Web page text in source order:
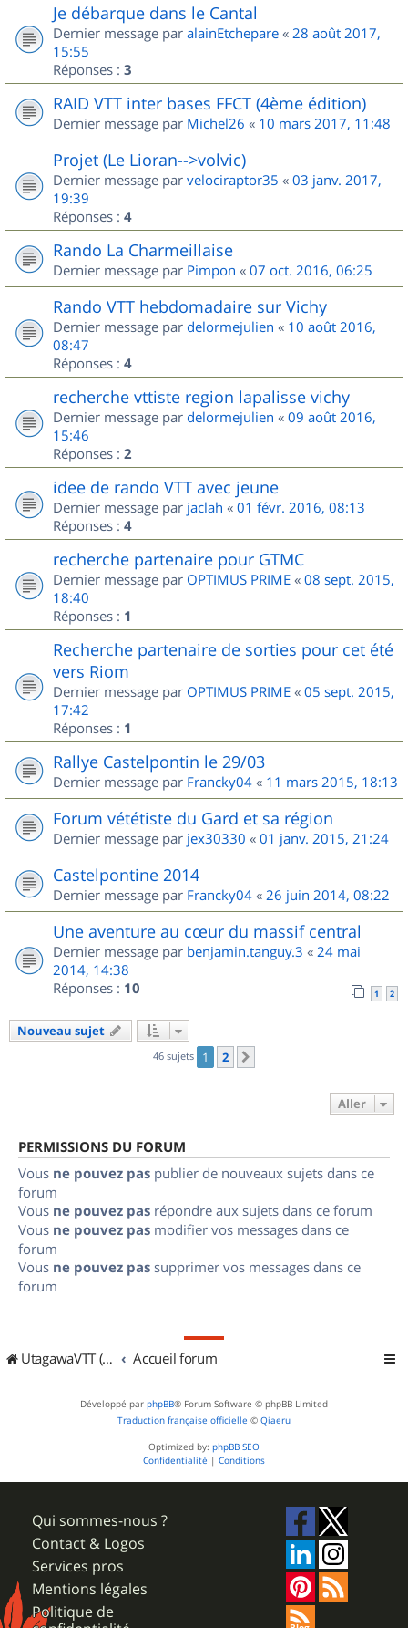
Je débarque dans le Cantal
Dernier message par alainEtchepare « 28 août 2017,
15:55
Réponses : 3
RAID VTT inter bases FFCT (4ème édition)
Dernier message par Michel26 « 10 mars 2017, 11:48
Projet (Le Lioran-->volvic)
Dernier message par velociraptor35 « 03 janv. 2017,
19:39
Réponses : 4
Rando La Charmeillaise
Dernier message par Pimpon « 07 oct. 2016, 06:25
Rando VTT hebdomadaire sur Vichy
Dernier message par delormejulien « 10 août 2016,
08:47
Réponses : 4
recherche vttiste region lapalisse vichy
Dernier message par delormejulien « 09 août 2016,
15:46
Réponses : 2
idee de rando VTT avec jeune
Dernier message par jaclah « 01 févr. 2016, 08:13
Réponses : 4
recherche partenaire pour GTMC
Dernier message par OPTIMUS PRIME « 08 sept. 2015,
18:40
Réponses : 1
Recherche partenaire de sorties pour cet été
vers Riom
Dernier message par OPTIMUS PRIME « 05 sept. 2015,
17:42
Réponses : 1
Rallye Castelpontin le 29/03
Dernier message par Francky04 « 11 mars 2015, 18:13
Forum vététiste du Gard et sa région
Dernier message par jex30330 « 01 janv. 2015, 21:24
Castelpontine 2014
Dernier message par Francky04 « 26 juin 2014, 08:22
Une aventure au cœur du massif central
Dernier message par benjamin.tanguy.3 « 24 mai
2014, 14:38
Réponses : 10 1 2
Nouveau sujet
46 sujets 1 2
Aller
PERMISSIONS DU FORUM
Vous ne pouvez pas publier de nouveaux sujets dans ce
forum
Vous ne pouvez pas répondre aux sujets dans ce forum
Vous ne pouvez pas modifier vos messages dans ce
forum
Vous ne pouvez pas supprimer vos messages dans ce
forum
UtagawaVTT (Randos VTT et VTTAE avec traces GPS) Accueil forum
Développé par phpBB® Forum Software © phpBB Limited
Traduction française officielle © Qiaeru
Optimized by: phpBB SEO
Confidentialité | Conditions
Qui sommes-nous ?
Contact & Logos
Services pros
Mentions légales
Politique de